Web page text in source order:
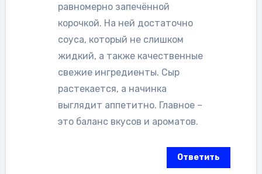
равномерно запечённой
корочкой. На ней достаточно
соуса, который не слишком
жидкий, а также качественные
свежие ингредиенты. Сыр
растекается, а начинка
выглядит аппетитно. Главное –
это баланс вкусов и ароматов.
Ответить